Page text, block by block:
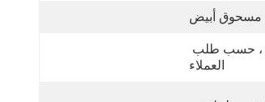
مسحوق أبيض
العملاء